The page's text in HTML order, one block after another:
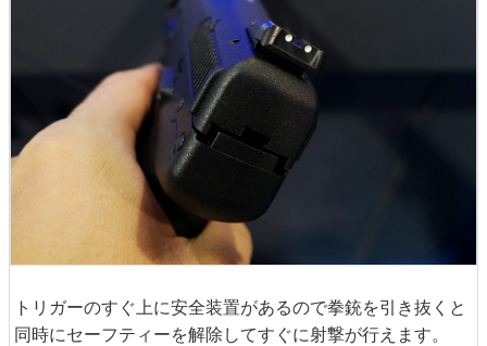
トリガーのすぐ上に安全装置があるので拳銃を引き抜くと
同時にセーフティーを解除してすぐに射撃が行えます。